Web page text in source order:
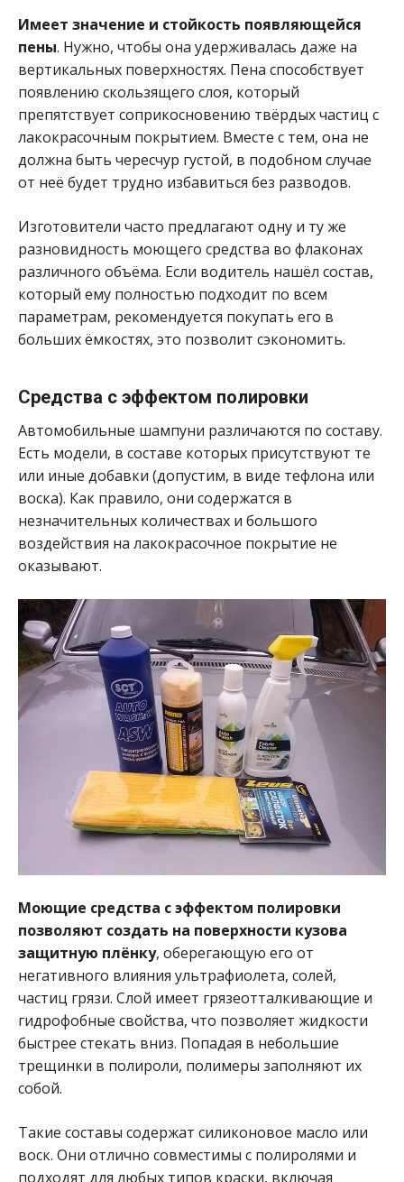
Имеет значение и стойкость появляющейся
пены. Нужно, чтобы она удерживалась даже на
вертикальных поверхностях. Пена способствует
появлению скользящего слоя, который
препятствует соприкосновению твёрдых частиц с
лакокрасочным покрытием. Вместе с тем, она не
должна быть чересчур густой, в подобном случае
от неё будет трудно избавиться без разводов.
Изготовители часто предлагают одну и ту же
разновидность моющего средства во флаконах
различного объёма. Если водитель нашёл состав,
который ему полностью подходит по всем
параметрам, рекомендуется покупать его в
больших ёмкостях, это позволит сэкономить.
Средства с эффектом полировки
Автомобильные шампуни различаются по составу.
Есть модели, в составе которых присутствуют те
или иные добавки (допустим, в виде тефлона или
воска). Как правило, они содержатся в
незначительных количествах и большого
воздействия на лакокрасочное покрытие не
оказывают.
Моющие средства с эффектом полировки
позволяют создать на поверхности кузова
защитную плёнку, оберегающую его от
негативного влияния ультрафиолета, солей,
частиц грязи. Слой имеет грязеотталкивающие и
гидрофобные свойства, что позволяет жидкости
быстрее стекать вниз. Попадая в небольшие
трещинки в полироли, полимеры заполняют их
собой.
Такие составы содержат силиконовое масло или
воск. Они отлично совместимы с полиролями и
подходят для любых типов краски, включая